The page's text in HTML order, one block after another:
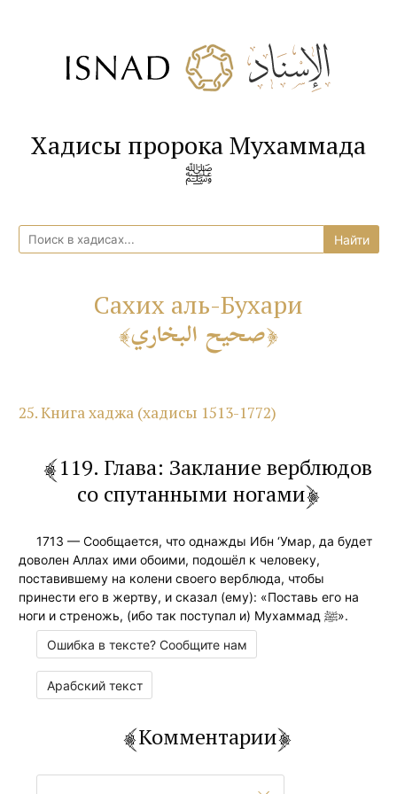
Хадисы пророка Мухаммада
ﷺ
Сахих аль-Бухари
صحيح البخاري
25. Книга хаджа (хадисы 1513-1772)
119. Глава: Заклание верблюдов
со спутанными ногами
1713 — Сообщается, что однажды Ибн ‘Умар, да будет
доволен Аллах ими обоими, подошёл к человеку,
поставившему на колени своего верблюда, чтобы
принести его в жертву, и сказал (ему): «Поставь его на
ноги и стреножь, (ибо так поступал и) Мухаммад ﷺ».
Ошибка в тексте? Сообщите нам
Арабский текст
Комментарии